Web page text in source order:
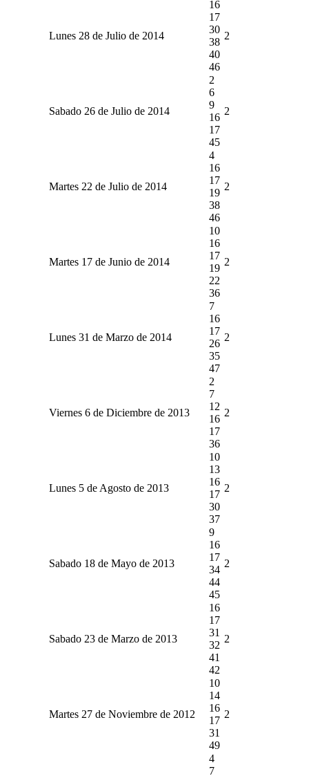
Lunes 28 de Julio de 2014
16
17
30
38
40
46
2
Sabado 26 de Julio de 2014
2
6
9
16
17
45
2
Martes 22 de Julio de 2014
4
16
17
19
38
46
2
Martes 17 de Junio de 2014
10
16
17
19
22
36
2
Lunes 31 de Marzo de 2014
7
16
17
26
35
47
2
Viernes 6 de Diciembre de 2013
2
7
12
16
17
36
2
Lunes 5 de Agosto de 2013
10
13
16
17
30
37
2
Sabado 18 de Mayo de 2013
9
16
17
34
44
45
2
Sabado 23 de Marzo de 2013
16
17
31
32
41
42
2
Martes 27 de Noviembre de 2012
10
14
16
17
31
49
2
4
7